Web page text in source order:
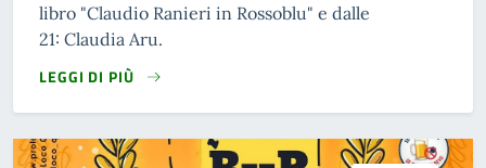
libro "Claudio Ranieri in Rossoblu" e dalle
21: Claudia Aru.
LEGGI DI PIÙ